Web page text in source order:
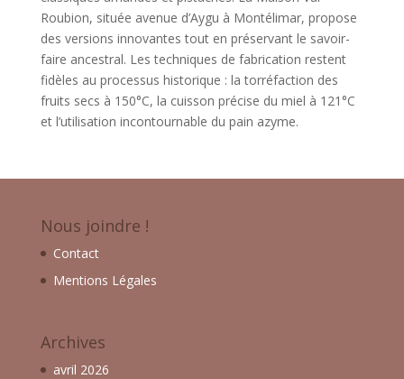
Roubion, située avenue d’Aygu à Montélimar, propose
des versions innovantes tout en préservant le savoir-
faire ancestral. Les techniques de fabrication restent
fidèles au processus historique : la torréfaction des
fruits secs à 150°C, la cuisson précise du miel à 121°C
et l’utilisation incontournable du pain azyme.
Nous joindre !
Contact
Mentions Légales
Archives
avril 2026